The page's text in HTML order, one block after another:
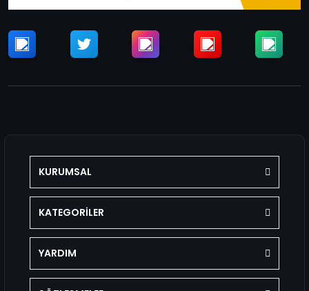
KURUMSAL
KATEGORİLER
YARDIM